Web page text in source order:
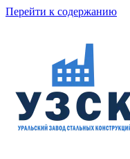
Перейти к содержанию